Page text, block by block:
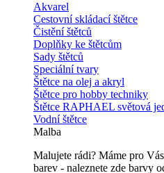
Akvarel
Cestovní skládací štětce
Čistění štětců
Doplňky ke štětcům
Sady štětců
Speciální tvary
Štětce na olej a akryl
Štětce pro hobby techniky
Štětce RAPHAEL světová
Vodní štětce
Malba
Malujete rádi? Máme pro
barev - naleznete zde barvy